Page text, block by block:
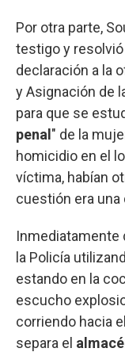
Por otra parte,
testigo y
declaración a la
y Asignación de
para que se
penal " de la
homicidio en el
víctima, habían
cuestión era una
Inmediatamente
la Policía
estando en la
escucho
corriendo hacia
separa el